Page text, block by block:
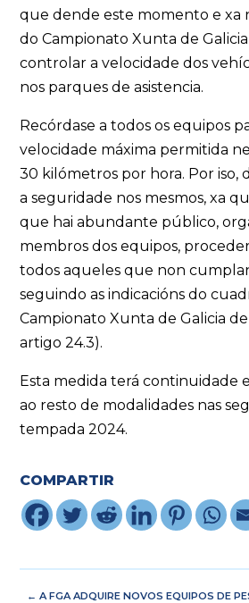
que dende este momento e xa
do Campionato Xunta de
controlar a velocidade dos
nos parques de asistencia.
Recórdase a todos os equipos
velocidade máxima permitida
30 kilómetros por hora. Por iso,
a seguridade nos mesmos, xa
que hai abundante público,
membros dos equipos,
todos aqueles que non
seguindo as indicacións do
Campionato Xunta de Galicia
artigo 24.3).
Esta medida terá continuidade
ao resto de modalidades nas
tempada 2024.
COMPARTIR
←A FGA ADQUIRE NOVOS EQUIPOS DE